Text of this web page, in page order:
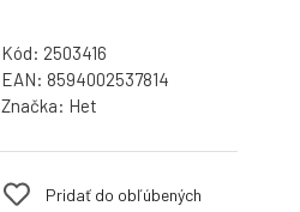
Kód: 2503416
EAN: 8594002537814
Značka: Het
Pridať do obľúbených